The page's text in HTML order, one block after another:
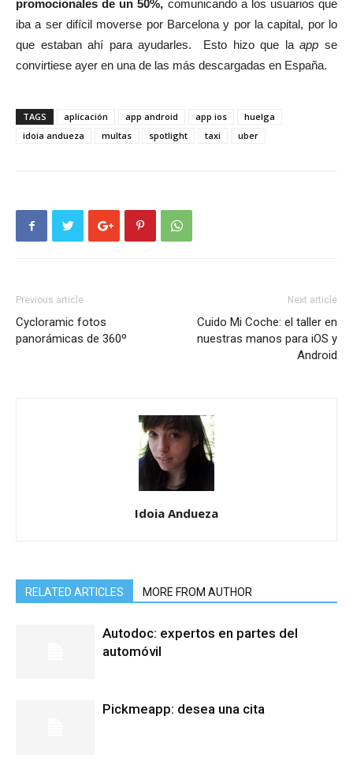
promocionales de un 50%, comunicando a los usuarios que
iba a ser difícil moverse por Barcelona y por la capital, por lo
que estaban ahí para ayudarles. Esto hizo que laapp se
convirtiese ayer en una de las más descargadas en España.
TAGS aplicación app android app ios
huelga
idoia andueza
multas spotlight taxi uber
Previous article
Cycloramic fotos
panorámicas de 360º
Next article
Cuido Mi Coche: el taller en
nuestras manos para iOS y
Android
Idoia Andueza
RELATED ARTICLES MORE FROM AUTHOR
Autodoc: expertos en partes del
automóvil
Pickmeapp: desea una cita